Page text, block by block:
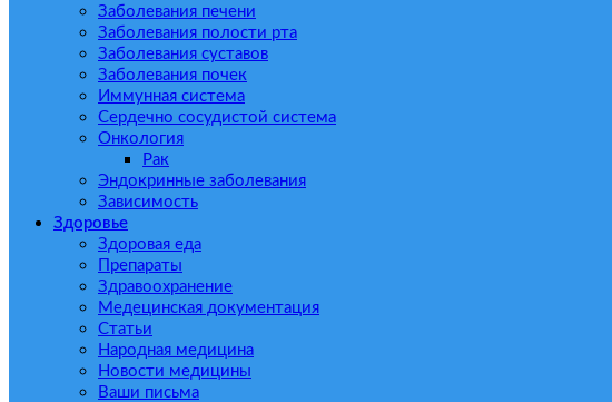
Заболевания печени
Заболевания полости рта
Заболевания суставов
Заболевания почек
Иммунная система
Сердечно сосудистой система
Онкология
Рак
Эндокринные заболевания
Зависимость
Здоровье
Здоровая еда
Препараты
Здравоохранение
Медецинская документация
Статьи
Народная медицина
Новости медицины
Ваши письма